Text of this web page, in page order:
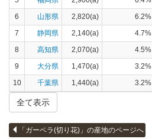
6
山形県 2,820(a) 6.2%
7
静岡県 2,140(a) 4.7%
8
高知県 2,070(a) 4.5%
9
大分県 1,470(a) 3.2%
10
千葉県 1,440(a) 3.2%
全て表示
「ガーベラ(切り花)」の産地のページへ